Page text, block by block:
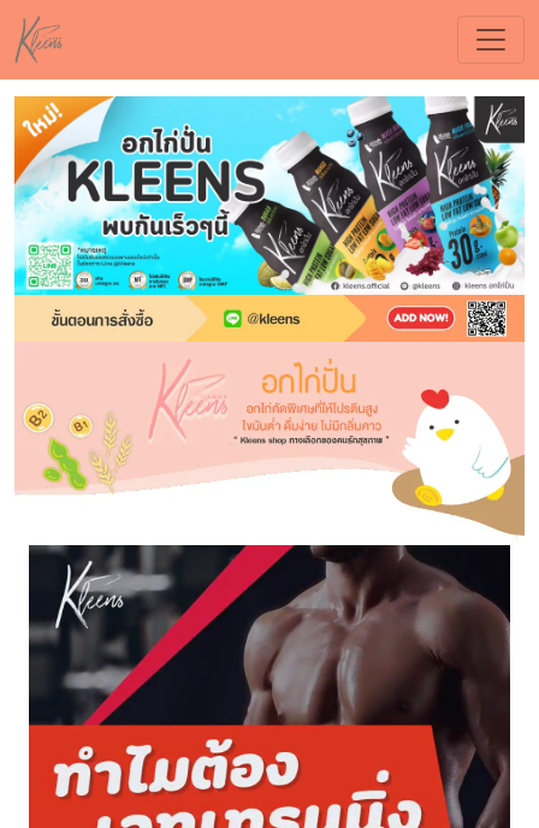
Previous